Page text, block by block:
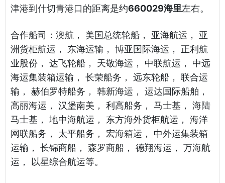
津港到什切青港口的距离是约660029海里左右。
合作船司：澳航， 美国总统轮船， 亚海航运， 亚
洲货柜航运， 东海运输， 博亚国际海运， 正利航
业股份， 达飞轮船， 天敬海运， 中联航运， 中远
海运集装箱运输， 长荣船务， 远东轮船， 联合运
输， 赫伯罗特船务， 韩新海运， 运达国际船舶，
高丽海运， 汉堡南美， 利高船务， 马士基， 海陆
马士基， 地中海航运， 东方海外货柜航运， 海洋
网联船务， 太平船务， 宏海箱运， 中外运集装箱
运输， 长锦商船， 森罗商船， 德翔海运， 万海航
运， 以星综合航运等。